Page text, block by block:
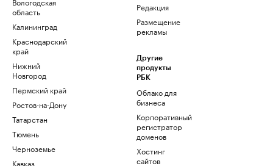
область
Калининград
Краснодарский
край
Нижний
Новгород
Пермский край
Ростов-на-Дону
Татарстан
Тюмень
Черноземье
Кавказ
Редакция
Размещение
рекламы
Другие
продукты
РБК
Облако для
бизнеса
Корпоративный
регистратор
доменов
Хостинг
сайтов